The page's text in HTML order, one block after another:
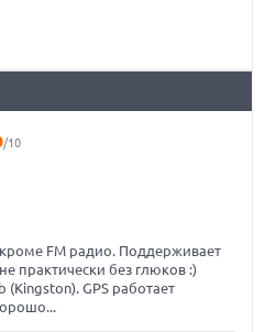
/10
FM радио. Поддерживает
практически без глюков :)
(Kingston). GPS работает